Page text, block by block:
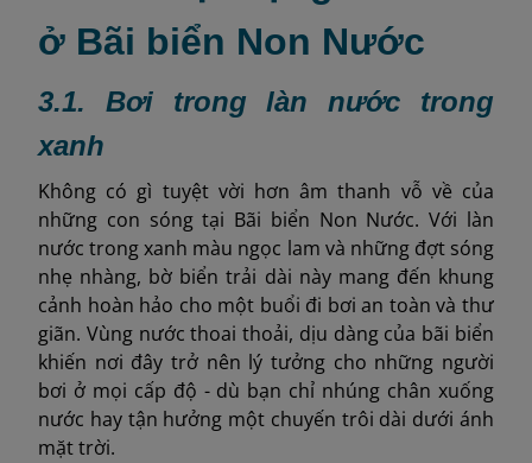
ở Bãi biển Non Nước
3.1. Bơi trong làn nước trong
xanh
Không có gì tuyệt vời hơn âm thanh vỗ về của
những con sóng tại Bãi biển Non Nước. Với làn
nước trong xanh màu ngọc lam và những đợt sóng
nhẹ nhàng, bờ biển trải dài này mang đến khung
cảnh hoàn hảo cho một buổi đi bơi an toàn và thư
giãn. Vùng nước thoai thoải, dịu dàng của bãi biển
khiến nơi đây trở nên lý tưởng cho những người
bơi ở mọi cấp độ - dù bạn chỉ nhúng chân xuống
nước hay tận hưởng một chuyến trôi dài dưới ánh
mặt trời.